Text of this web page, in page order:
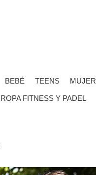
BEBÉ TEENS MUJER
ROPA FITNESS Y PADEL